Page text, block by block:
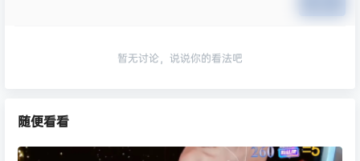
暂无讨论，说说你的看法吧
随便看看